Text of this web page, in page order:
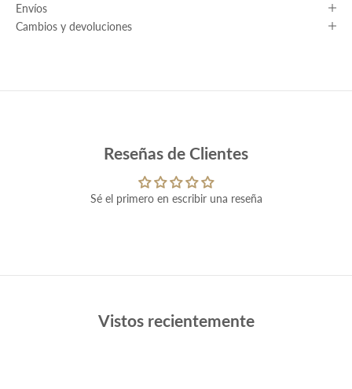
Envíos
Cambios y devoluciones
Reseñas de Clientes
Sé el primero en escribir una reseña
Vistos recientemente